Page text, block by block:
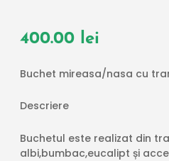
400.00 lei
Buchet mireasa/nasa cu
Descriere
Buchetul este realizat din
albi,bumbac,eucalipt și